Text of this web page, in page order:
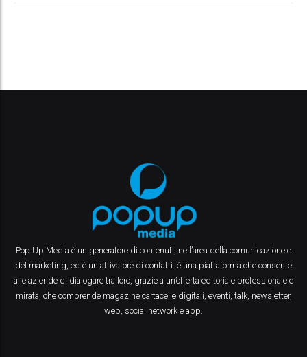
Pop Up Media è un generatore di contenuti, nell’area della comunicazione e
del marketing, ed è un attivatore di contatti: è una piattaforma che consente
alle aziende di dialogare tra loro, grazie a un’offerta editoriale professionale e
mirata, che comprende magazine cartacei e digitali, eventi, talk, newsletter,
web, social network e app.